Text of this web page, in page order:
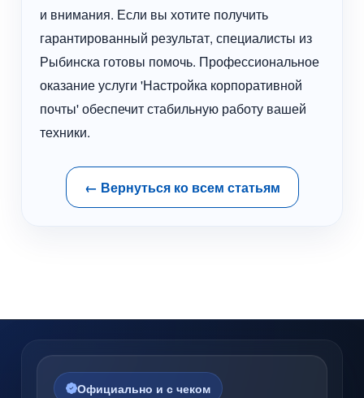
и внимания. Если вы хотите получить
гарантированный результат, специалисты из
Рыбинска готовы помочь. Профессиональное
оказание услуги 'Настройка корпоративной
почты' обеспечит стабильную работу вашей
техники.
← Вернуться ко всем статьям
Официально и с чеком